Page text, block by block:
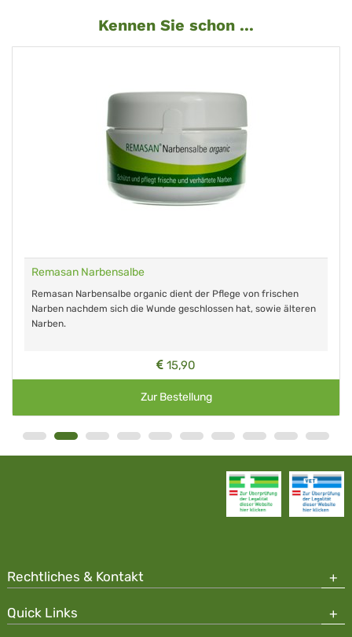
Kennen Sie schon ...
Remasan Narbensalbe
Remasan Narbensalbe organic dient der Pflege von frischen
Narben nachdem sich die Wunde geschlossen hat, sowie älteren
Narben.
15,90
Zur Bestellung
Rechtliches & Kontakt
Quick Links